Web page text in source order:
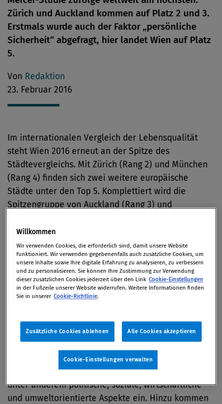
Zürich und Auckland kommen auf Platz 2 und 3.
Erstmals wurde auch der Faktor „persönliche
Sicherheit“ abgefragt, hier landet Wien auf Platz
5.
Von Redaktion
23. Februar 2016
Im internationalen Vergleich der Lebensqualität
steht Wien 2016 erneut an der Spitze des
Städtevergleichs. Mit Zürich (Rang 2) und München
(Rang 4) finden sich zwei weitere europäische
Städte unter den Top 5. Komplettiert wird die
Spitzengruppe von Auckland (Rang 3) und
Zu diesem Ergebnis kommt die jährlich von der
Beratungsgesellschaft Mercer durchgeführte
weltweite Vergleichsstudie zur Bewertung der
Lebensqualität von Expatriates in 230 Großstädten.
Das Schlusslicht unter den weltweiten Großstädten
Zur Beurteilung der Lebensqualität jeder Stadt
wurden 39 Kriterien analysiert, die aus Sicht von
Mitarbeitern, die ins Ausland entsandt wurden, eine
zentrale Rolle spielen. Die Merkmale schließen
unter anderem politische, soziale, wirtschaftliche
und umweltorientierte Aspekte ein. Hinzu kommen
Willkommen
Wir verwenden Cookies, die erforderlich sind, damit unsere Website
funktioniert. Wir verwenden gegebenenfalls auch zusätzliche Cookies, um
unsere Inhalte sowie Ihre digitale Erfahrung zu analysieren, zu verbessern
und zu personalisieren. Sie können Ihre Zustimmung zur Verwendung
dieser zusätzlichen Cookies jederzeit über den Link Cookie-Einstellungen
in der Fußzeile unserer Website widerrufen. Weitere Informationen finden
Sie in unserer Cookie-Richtlinie.
Zusätzliche Cookies ablehnen Alle Cookies akzeptieren
Cookie-Einstellungen verwalten